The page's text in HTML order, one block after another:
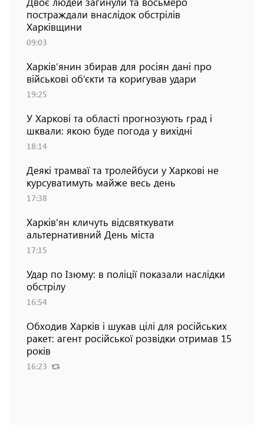
постраждали внаслідок обстрілів
Харківщини
09:03
Харків’янин збирав для росіян дані про
військові об’єкти та коригував удари
19:25
У Харкові та області прогнозують град і
шквали: якою буде погода у вихідні
18:14
Деякі трамваї та тролейбуси у Харкові не
курсуватимуть майже весь день
17:38
Харків'ян кличуть відсвяткувати
альтернативний День міста
17:15
Удар по Ізюму: в поліції показали наслідки
обстрілу
16:54
Обходив Харків і шукав цілі для російських
ракет: агент російської розвідки отримав 15
років
16:23